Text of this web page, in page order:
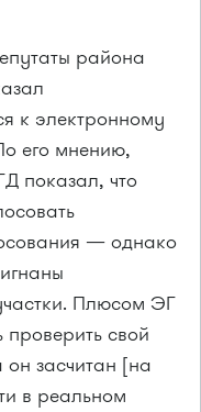
района
к электронному
его мнению,
показал, что
— однако
Плюсом ЭГ
проверить свой
засчитан [на
в реальном